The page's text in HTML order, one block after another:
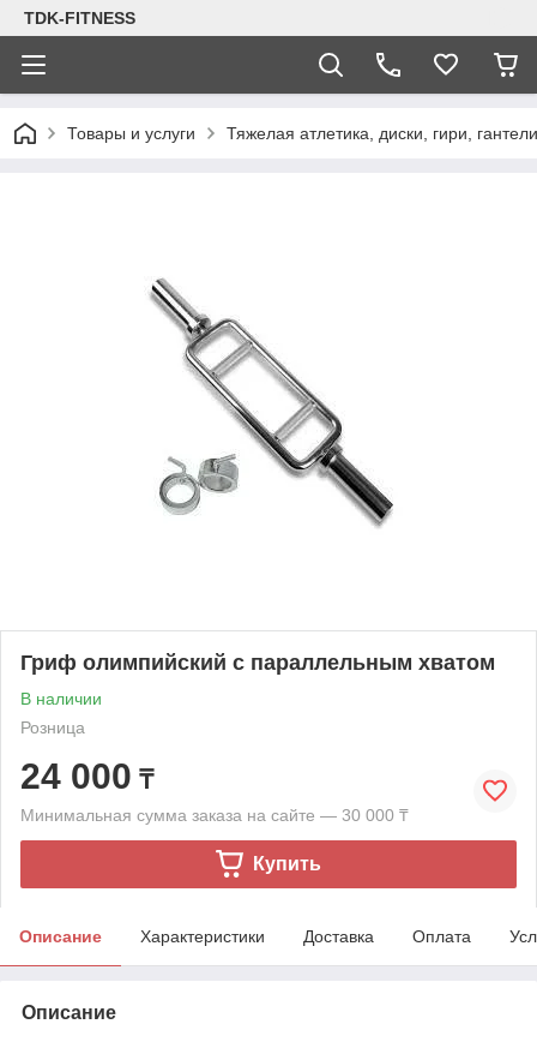
TDK-FITNESS
Товары и услуги Тяжелая атлетика, диски, гири, гантели
Гриф олимпийский с параллельным хватом
В наличии
Розница
24 000 ₸
Минимальная сумма заказа на сайте — 30 000 ₸
Купить
Описание Характеристики Доставка Оплата
Описание